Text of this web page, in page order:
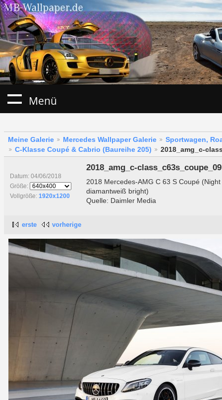
Menü
Meine Galerie Mercedes Wallpaper Galerie
Sportwagen,
C-Klasse Coupé & Cabrio (Baureihe 205)
2018_amg_c-
Datum: 04/06/2018
Größe:
Vollgröße: 1920x1200
2018_amg_c-class_c63s_coupe_09
2018 Mercedes-AMG C 63 S Coupé
diamantweiß bright)
Quelle: Daimler Media
erste vorherige